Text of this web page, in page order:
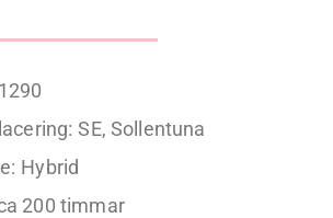
SE, Sollentuna
Hybrid
200 timmar